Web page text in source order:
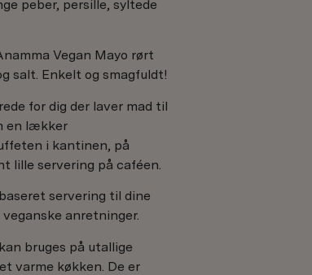
peber, persille, syltede
Vegan Mayo rørt
salt. Enkelt og smagfuldt!
for dig der laver mad til
en lækker
i kantinen, på
lille servering på caféen.
servering til dine
anretninger.
bruges på utallige
varme køkken. De er